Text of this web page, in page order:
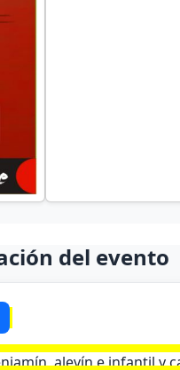
del evento
alevín e infantil y